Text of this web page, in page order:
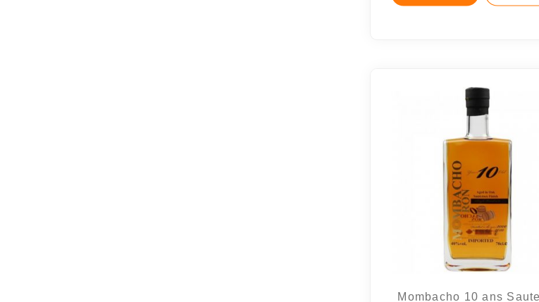
Mombacho 10 ans